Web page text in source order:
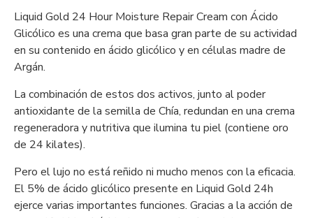
Liquid Gold 24 Hour Moisture Repair Cream con Ácido
Glicólico es una crema que basa gran parte de su actividad
en su contenido en ácido glicólico y en células madre de
Argán.
La combinación de estos dos activos, junto al poder
antioxidante de la semilla de Chía, redundan en una crema
regeneradora y nutritiva que ilumina tu piel (contiene oro
de 24 kilates).
Pero el lujo no está reñido ni mucho menos con la eficacia.
El 5% de ácido glicólico presente en Liquid Gold 24h
ejerce varias importantes funciones. Gracias a la acción de